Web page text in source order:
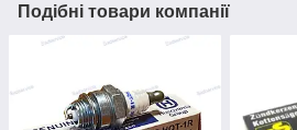
Подібні товари компанії